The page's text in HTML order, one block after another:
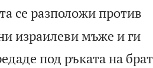
се разположи против
израилеви мъже и ги
под ръката на брат